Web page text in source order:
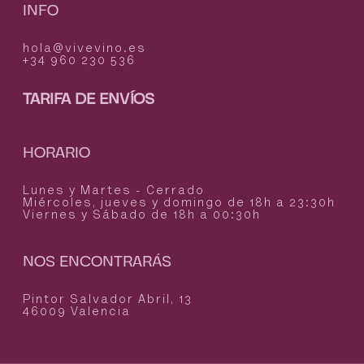
INFO
hola@vivevino.es
+34 960 230 536
TARIFA DE ENVÍOS
HORARIO
Lunes y Martes - Cerrado
Miércoles, jueves y domingo de 18h a 23:30h
Viernes y Sábado de 18h a 00:30h
NOS ENCONTRARÁS
Pintor Salvador Abril, 13
46009 Valencia